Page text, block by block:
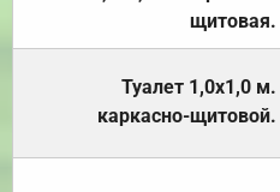
щитовая.
Туалет 1,0х1,0 м.
каркасно-щитовой.